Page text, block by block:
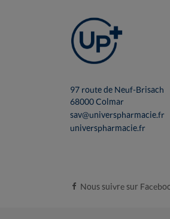
97 route de Neuf-Brisach
68000 Colmar
sav@universpharmacie.fr
universpharmacie.fr
Nous suivre sur